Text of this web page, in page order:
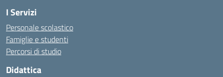
I Servizi
Personale scolastico
Famiglie e studenti
Percorsi di studio
Didattica